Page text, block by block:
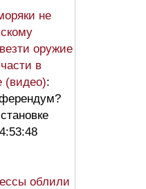
не
оружие
в
(видео):
облили